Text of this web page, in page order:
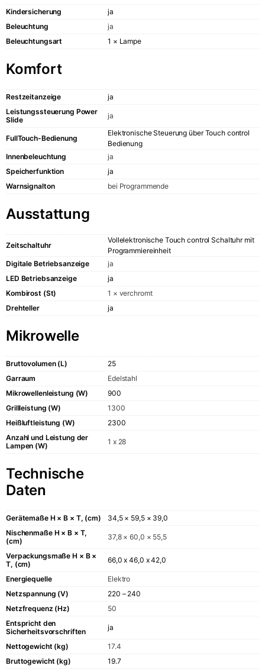
La Perle
GRAND
Über uns
Service-
Kindersicherung
ja
Beleuchtung
ja
Beleuchtungsart
1 × Lampe
Komfort
Restzeitanzeige
ja
Leistungssteuerung Power
Slide
ja
FullTouch-Bedienung
Elektronische Steuerung über Touch control
Bedienung
Innenbeleuchtung
ja
Speicherfunktion
ja
Warnsignalton
bei Programmende
Ausstattung
Zeitschaltuhr
Vollelektronische Touch control Schaltuhr mit
Programmiereinheit
Digitale Betriebsanzeige
ja
LED Betriebsanzeige
ja
Kombirost (St)
1 × verchromt
Drehteller
ja
Mikrowelle
Bruttovolumen (L)
25
Garraum
Edelstahl
Mikrowellenleistung (W)
900
Grillleistung (W)
1300
Heißluftleistung (W)
2300
Anzahl und Leistung der
Lampen (W)
1 x 28
Technische
Daten
Gerätemaße H × B × T, (cm)
34,5 × 59,5 × 39,0
Nischenmaße H × B × T,
(cm)
37,8 × 60,0 × 55,5
Verpackungsmaße H × B ×
T, (cm)
66,0 x 46,0 x 42,0
Energiequelle
Elektro
Netzspannung (V)
220 – 240
Netzfrequenz (Hz)
50
Entspricht den
Sicherheitsvorschriften
ja
Nettogewicht (kg)
17.4
Bruttogewicht (kg)
19.7